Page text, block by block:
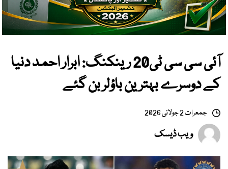
آئی سی سی ٹی20 رینکنگ: ابرار احمد دنیا
کے دوسرے بہترین باؤلر بن گئے
جمعرات 2 جولائی 2026
ویب ڈیسک